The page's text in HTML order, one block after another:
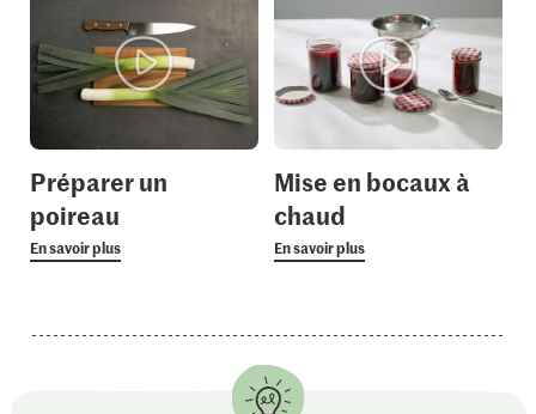
Préparer un
poireau
En savoir plus
Mise en bocaux à
chaud
En savoir plus